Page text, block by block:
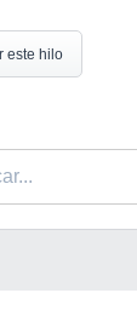
este hilo